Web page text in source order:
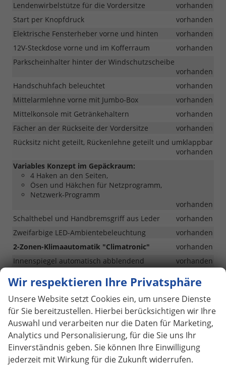
Lendenwirbelstütze für die Vordersitze
vorhanden
Start per Knopfdruck
vorhanden
Elektrische Fensterheber vorne und hinten
vorhanden
12V-Steckdose vorne und im Kofferraum
vorhanden
Parkscheinhalter hinter der Windschutzscheibe
vorhanden
Handschuhfach beleuchtet
vorhanden
Mittelarmlehne vorne mit Jumbo-Box
vorhanden
Mittelkonsole mit Getränkehaltern
vorhanden
Fächer an der Rückseite der Vordersitze
vorhanden
Rücksitz nicht geteilt, Rückenlehne geteilt und umklappbar
vorhanden
Variables Konzept im Gepäckraum:
4 Haken an den Seiten,
Ösen und Häkchen für Netzprogramm,
Netzwerk-Programm
vorhanden
Schalthebel und Handbremsgriff aus Leder
vorhanden
Zweifarbige LED-Ambientebeleuchtung
vorhanden
2-Zonen-Klimaautomatik "Climatronic"
vorhanden
Innenspiegel automatisch abblendend
vorhanden
Mittelarmlehne hinten
vorhanden
Monte Carlo Interieur
vorhanden
Schwarzer Dachhimmel
vorhanden
Carbon Dekor mit roten Zierleisten
vorhanden
Sportsitze mit Stoffpolsterung in Schwarz mit roten
Zierleisten
vorhanden
Wir respektieren Ihre Privatsphäre
Unsere Website setzt Cookies ein, um unsere Dienste
für Sie bereitzustellen. Hierbei berücksichtigen wir Ihre
Auswahl und verarbeiten nur die Daten für Marketing,
Analytics und Personalisierung, für die Sie uns Ihr
Einverständnis geben. Sie können Ihre Einwilligung
jederzeit mit Wirkung für die Zukunft widerrufen.